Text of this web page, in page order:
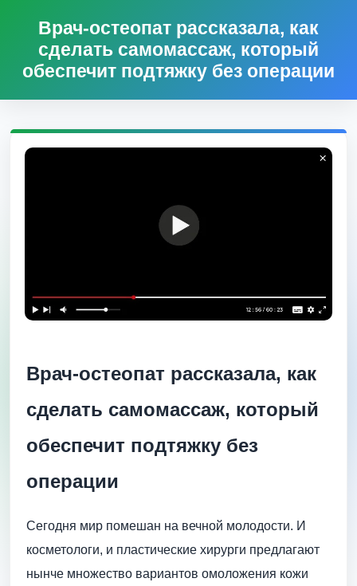
Врач-остеопат рассказала, как
сделать самомассаж, который
обеспечит подтяжку без операции
Врач-остеопат рассказала, как
сделать самомассаж, который
обеспечит подтяжку без
операции
Сегодня мир помешан на вечной молодости. И
косметологи, и пластические хирурги предлагают
нынче множество вариантов омоложения кожи